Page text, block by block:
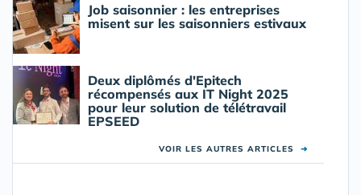
Job saisonnier : les entreprises
misent sur les saisonniers estivaux
Deux diplômés d'Epitech
récompensés aux IT Night 2025
pour leur solution de télétravail
EPSEED
VOIR LES AUTRES ARTICLES ➜